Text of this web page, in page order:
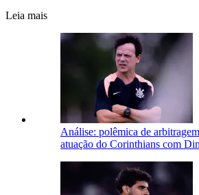
Leia mais
Análise: polêmica de
atuação do Corinthians com